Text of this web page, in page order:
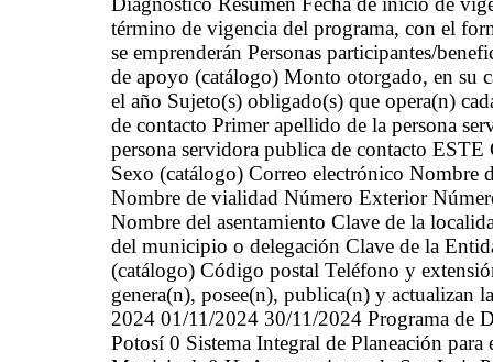
término de vigencia del programa, con el
se emprenderán Personas participantes/
de apoyo (catálogo) Monto otorgado, en su
el año Sujeto(s) obligado(s) que opera(n)
de contacto Primer apellido de la persona
persona servidora publica de contacto
Sexo (catálogo) Correo electrónico Nombre
Nombre de vialidad Número Exterior
Nombre del asentamiento Clave de la
del municipio o delegación Clave de la
(catálogo) Código postal Teléfono y
genera(n), posee(n), publica(n) y actualizan
2024 01/11/2024 30/11/2024 Programa de
Potosí 0 Sistema Integral de Planeación